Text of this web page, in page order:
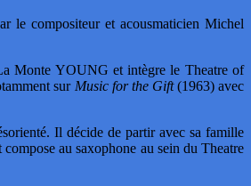
le compositeur et acousmaticien Michel
Monte YOUNG et intègre le Theatre of
sur Music for the Gift(1963) avec
Il décide de partir avec sa famille
au saxophone au sein du Theatre